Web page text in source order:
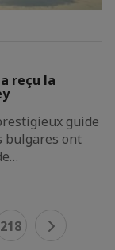
reçu la
guide
bulgares ont
218